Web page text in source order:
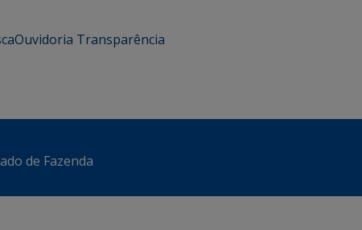
Ouvidoria Transparência
de Fazenda